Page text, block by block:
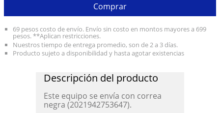
Comprar
69 pesos costo de envío. Envío sin costo en montos mayores a 699
pesos. **Aplican restricciones.
Nuestros tiempo de entrega promedio, son de 2 a 3 días.
Producto sujeto a disponibilidad y hasta agotar existencias
Descripción del producto
Este equipo se envía con correa
negra (2021942753647).